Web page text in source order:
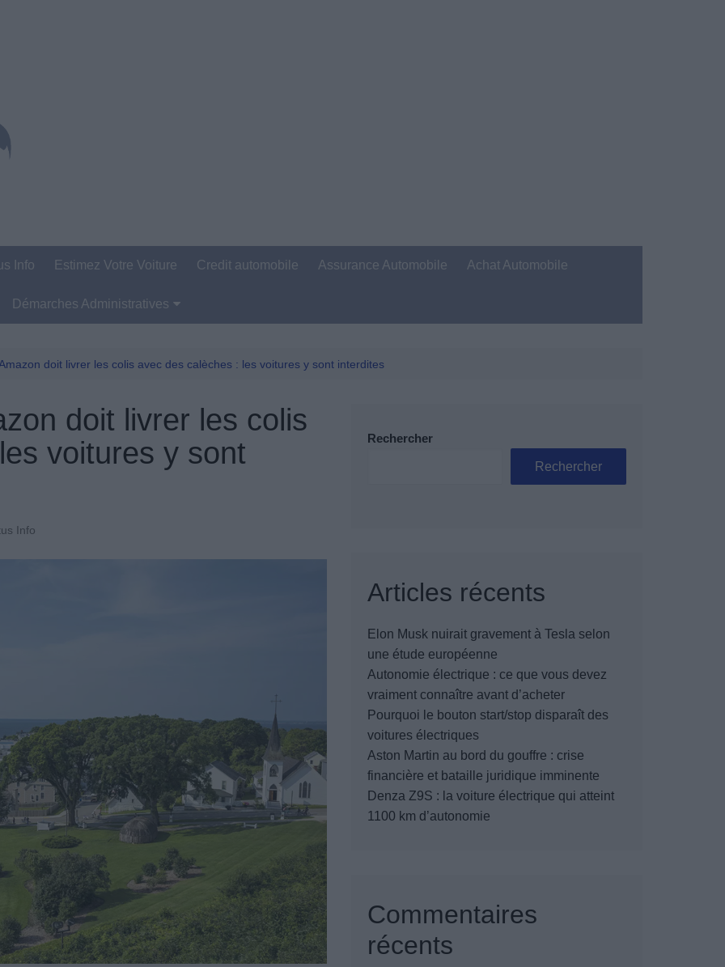
Info Estimez Votre Voiture Credit automobile Assurance Automobile Achat Automobile
Démarches Administratives
Permis De Conduire
doit livrer les colis avec des calèches : les voitures y sont interdites
doit livrer les colis
voitures y sont
Info
Rechercher
Rechercher
Articles récents
Elon Musk nuirait gravement à Tesla selon
une étude européenne
Autonomie électrique : ce que vous devez
vraiment connaître avant d’acheter
Pourquoi le bouton start/stop disparaît des
voitures électriques
Aston Martin au bord du gouffre : crise
financière et bataille juridique imminente
Denza Z9S : la voiture électrique qui atteint
1100 km d’autonomie
Commentaires
récents